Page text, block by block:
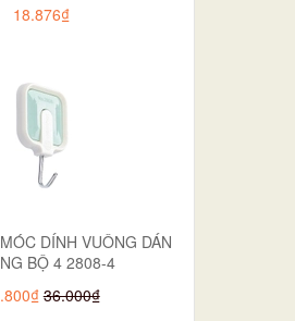
18.876₫
DÍNH VUÔNG DÁN
BỘ 4 2808-4
36.000₫